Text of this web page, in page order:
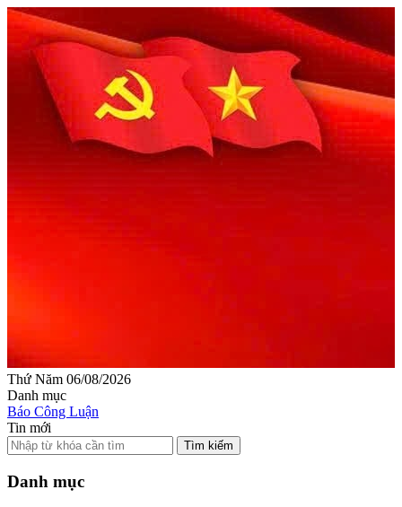
Thứ Năm 06/08/2026
Danh mục
Báo Công Luận
Tin mới
Tìm kiếm
Danh mục